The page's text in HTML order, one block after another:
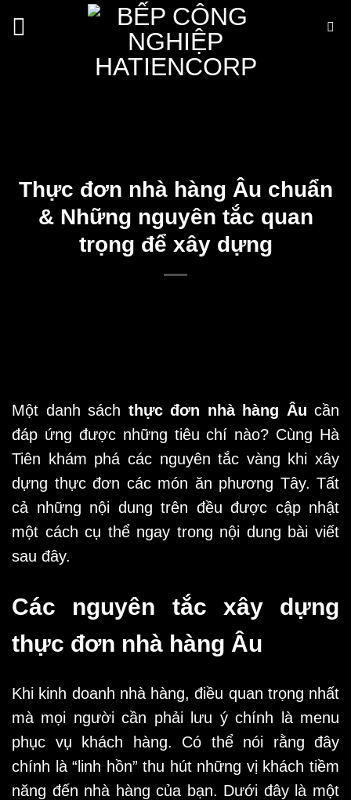
qua
Thực đơn nhà hàng Âu chuẩn
& Những nguyên tắc quan
trọng để xây dựng
Một danh sách thực đơn nhà hàng Âu cần
đáp ứng được những tiêu chí nào? Cùng Hà
Tiên khám phá các nguyên tắc vàng khi xây
dựng thực đơn các món ăn phương Tây. Tất
cả những nội dung trên đều được cập nhật
một cách cụ thể ngay trong nội dung bài viết
sau đây.
Các nguyên tắc xây dựng
thực đơn nhà hàng Âu
Khi kinh doanh nhà hàng, điều quan trọng nhất
mà mọi người cần phải lưu ý chính là menu
phục vụ khách hàng. Có thể nói rằng đây
chính là “linh hồn” thu hút những vị khách tiềm
năng đến nhà hàng của bạn. Dưới đây là một